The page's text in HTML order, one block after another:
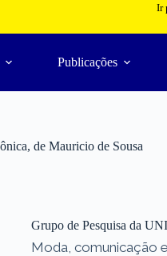
Ir
Publicações
de Mauricio de Sousa
Grupo de Pesquisa da
Moda, comunicação